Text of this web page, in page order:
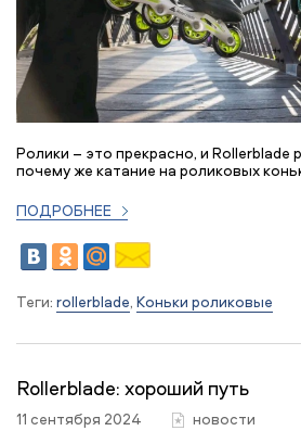
Ролики – это прекрасно, и
почему же катание на роликовых
ПОДРОБНЕЕ
Теги: rollerblade, Коньки роликовые
Rollerblade: хороший путь
11 сентября 2024 новости